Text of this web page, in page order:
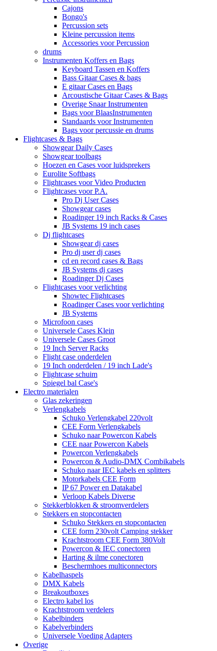
Cajons
Bongo's
Percussion sets
Kleine percussion items
Accessories voor Percussion
drums
Instrumenten Koffers en Bags
Keyboard Tassen en Koffers
Bass Gitaar Cases & bags
E gitaar Cases en Bags
Arcoustische Gitaar Cases & Bags
Overige Snaar Instrumenten
Bags voor BlaasInstrumenten
Standaards voor Instrumenten
Bags voor percussie en drums
Flightcases & Bags
Showgear Daily Cases
Showgear toolbags
Hoezen en Cases voor luidsprekers
Eurolite Softbags
Flightcases voor Video Producten
Flightcases voor P.A.
Pro Dj User Cases
Showgear cases
Roadinger 19 inch Racks & Cases
JB Systems 19 inch cases
Dj flightcases
Showgear dj cases
Pro dj user dj cases
cd en record cases & Bags
JB Systems dj cases
Roadinger Dj Cases
Flightcases voor verlichting
Showtec Flightcases
Roadinger Cases voor verlichting
JB Systems
Microfoon cases
Universele Cases Klein
Universele Cases Groot
19 Inch Server Racks
Flight case onderdelen
19 Inch onderdelen / 19 inch Lade's
Flightcase schuim
Spiegel bal Case's
Electro materialen
Glas zekeringen
Verlengkabels
Schuko Verlengkabel 220volt
CEE Form Verlengkabels
Schuko naar Powercon Kabels
CEE naar Powercon Kabels
Powercon Verlengkabels
Powercon & Audio-DMX Combikabels
Schuko naar IEC kabels en splitters
Motorkabels CEE Form
IP 67 Power en Datakabel
Verloop Kabels Diverse
Stekkerblokken & stroomverdelers
Stekkers en stopcontacten
Schuko Stekkers en stopcontacten
CEE form 230volt Camping stekker
Krachtstroom CEE Form 380Volt
Powercon & IEC conectoren
Harting & ilme conectoren
Beschermhoes multiconnectors
Kabelhaspels
DMX Kabels
Breakoutboxes
Electro kabel los
Krachtstroom verdelers
Kabelbinders
Kabelverbinders
Universele Voeding Adapters
Overige